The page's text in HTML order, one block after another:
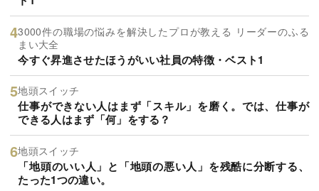
3000件の職場の悩みを解決したプロが教える リーダーのふる
まい大全
今すぐ昇進させたほうがいい社員の特徴・ベスト1
地頭スイッチ
仕事ができない人はまず「スキル」を磨く。では、仕事が
できる人はまず「何」をする？
地頭スイッチ
「地頭のいい人」と「地頭の悪い人」を残酷に分断する、
たった1つの違い。